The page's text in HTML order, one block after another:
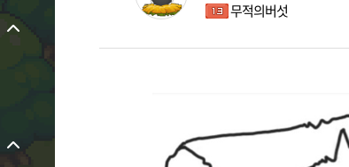
무적의버섯